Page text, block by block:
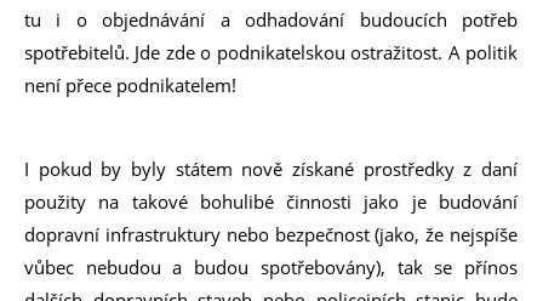
tu i o objednávání a odhadování budoucích potřeb
spotřebitelů. Jde zde o podnikatelskou ostražitost. A politik
není přece podnikatelem!
I pokud by byly státem nově získané prostředky z daní
použity na takové bohulibé činnosti jako je budování
dopravní infrastruktury nebo bezpečnost (jako, že nejspíše
vůbec nebudou a budou spotřebovány), tak se přínos